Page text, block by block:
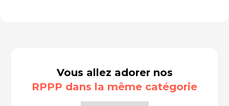
Vous allez adorer nos
RPPP dans la même catégorie